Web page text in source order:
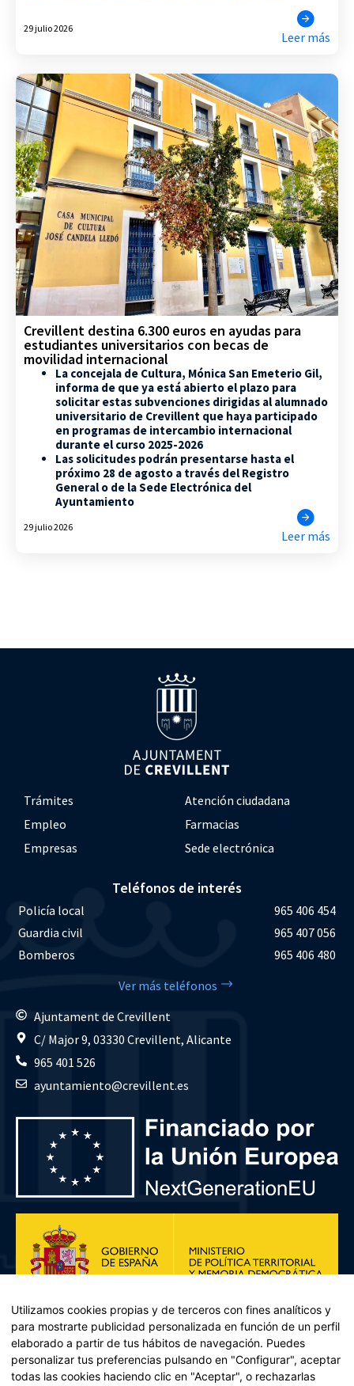
29 julio 2026
Leer más
Crevillent destina 6.300 euros en ayudas para
estudiantes universitarios con becas de
movilidad internacional
La concejala de Cultura, Mónica San Emeterio Gil,
informa de que ya está abierto el plazo para
solicitar estas subvenciones dirigidas al alumnado
universitario de Crevillent que haya participado
en programas de intercambio internacional
durante el curso 2025-2026
Las solicitudes podrán presentarse hasta el
próximo 28 de agosto a través del Registro
General o de la Sede Electrónica del
Ayuntamiento
29 julio 2026
Leer más
Trámites
Atención ciudadana
Empleo
Farmacias
Empresas
Sede electrónica
Teléfonos de interés
Policía local
965 406 454
Guardia civil
965 407 056
Bomberos
965 406 480
Ver más teléfonos
Ajuntament de Crevillent
C/ Major 9, 03330 Crevillent, Alicante
965 401 526
ayuntamiento@crevillent.es
Utilizamos cookies propias y de terceros con fines analíticos y
para mostrarte publicidad personalizada en función de un perfil
elaborado a partir de tus hábitos de navegación. Puedes
personalizar tus preferencias pulsando en "Configurar", aceptar
todas las cookies haciendo clic en "Aceptar", o rechazarlas